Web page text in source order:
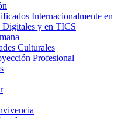
Internacionalmente en
Digitales y en TICS
Culturales
Profesional